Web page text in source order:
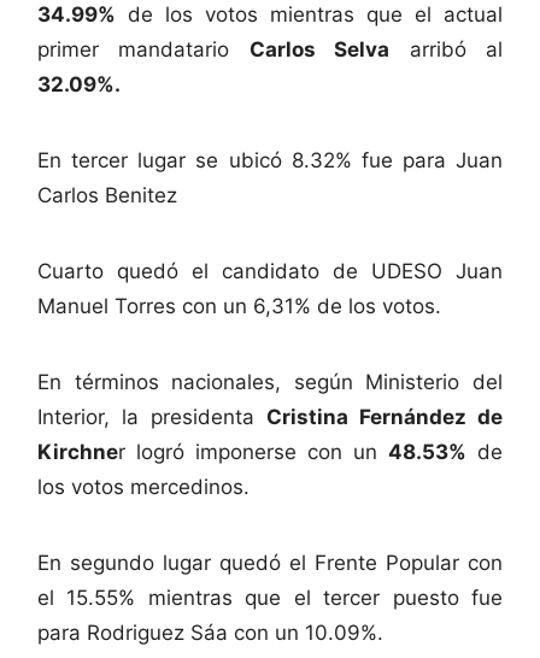
34.99% de los votos mientras que el actual
primer mandatario Carlos Selva arribó al
32.09%.
En tercer lugar se ubicó 8.32% fue para Juan
Carlos Benitez
Cuarto quedó el candidato de UDESO Juan
Manuel Torres con un 6,31% de los votos.
En términos nacionales, según Ministerio del
Interior, la presidenta Cristina Fernández de
Kirchner logró imponerse con un 48.53% de
los votos mercedinos.
En segundo lugar quedó el Frente Popular con
el 15.55% mientras que el tercer puesto fue
para Rodriguez Sáa con un 10.09%.